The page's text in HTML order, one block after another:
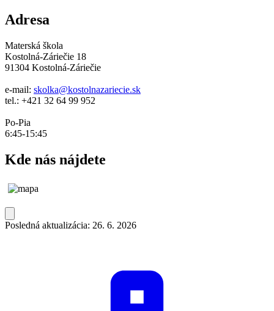
Adresa
Materská škola
Kostolná-Záriečie 18
91304 Kostolná-Záriečie
e-mail: skolka@kostolnazariecie.sk
tel.: +421 32 64 99 952
Po-Pia
6:45-15:45
Kde nás nájdete
Posledná aktualizácia: 26. 6. 2026